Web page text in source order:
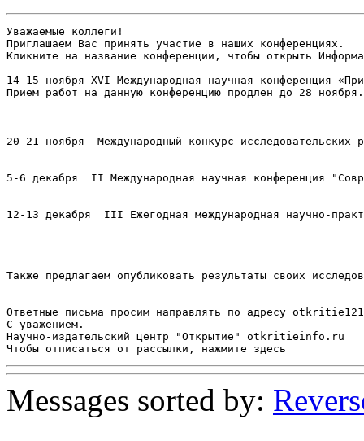
Уважаемые коллеги!
Приглашаем Вас принять участие в наших конференциях.
Кликните на название конференции, чтобы открыть
14-15 ноября XVI Международная научная
Прием работ на данную конференцию продлен до 28
20-21 ноября  Международный конкурс
5-6 декабря  II Международная научная конференция
12-13 декабря  III Ежегодная международная научно-
Также предлагаем опубликовать результаты своих
Ответные письма просим направлять по адресу
С уважением.
Научно-издательский центр "Открытие" otkritieinfo.ru
Messages sorted by: